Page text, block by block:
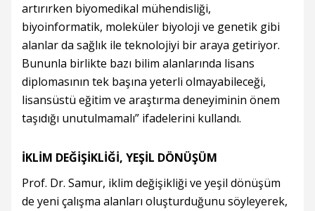
artırırken biyomedikal mühendisliği,
biyoinformatik, moleküler biyoloji ve genetik gibi
alanlar da sağlık ile teknolojiyi bir araya getiriyor.
Bununla birlikte bazı bilim alanlarında lisans
diplomasının tek başına yeterli olmayabileceği,
lisansüstü eğitim ve araştırma deneyiminin önem
taşıdığı unutulmamalı” ifadelerini kullandı.
İKLİM DEĞİŞİKLİĞİ, YEŞİL DÖNÜŞÜM
Prof. Dr. Samur, iklim değişikliği ve yeşil dönüşüm
de yeni çalışma alanları oluşturduğunu söyleyerek,